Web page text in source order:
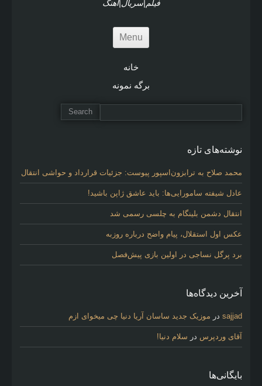
فیلم|سریال|آهنگ
Menu
خانه
برگه نمونه
نوشته‌های تازه
محمد صلاح به ترابزون‌اسپور پیوست: جزئیات قرارداد و حواشی انتقال
عادل شیفته سامورایی‌ها: باید عاشق ژاپن باشید!
انتقال دشمن بلینگام به چلسی رسمی شد
عکس اول استقلال، پیام واضح درباره روزبه
برد پرگل نساجی در اولین بازی پیش‌فصل
آخرین دیدگاه‌ها
sajjad در موزیک جدید ساسان آریا دنیا چی میخوای ازم
آقای وردپرس در سلام دنیا!
بایگانی‌ها